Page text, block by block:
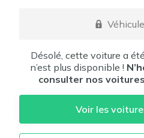
Désolé, cette voiture a
n’est plus disponible !
consulter nos
Voir les